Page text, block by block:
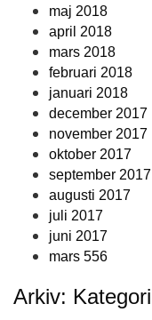
maj 2018
april 2018
mars 2018
februari 2018
januari 2018
december 2017
november 2017
oktober 2017
september 2017
augusti 2017
juli 2017
juni 2017
mars 556
Arkiv: Kategori